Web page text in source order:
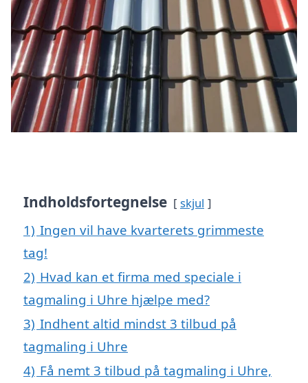
Indholdsfortegnelse skjul
1) Ingen vil have kvarterets grimmeste
tag!
2) Hvad kan et firma med speciale i
tagmaling i Uhre hjælpe med?
3) Indhent altid mindst 3 tilbud på
tagmaling i Uhre
4) Få nemt 3 tilbud på tagmaling i Uhre,